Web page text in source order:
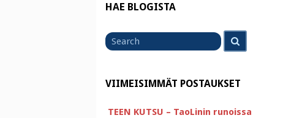
HAE BLOGISTA
for
VIIMEISIMMÄT POSTAUKSET
TEEN KUTSU – TaoLinin runoissa